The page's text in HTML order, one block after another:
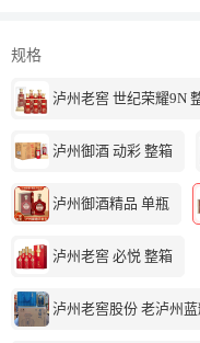
规格
泸州老窖 世纪荣耀9N
泸州御酒 动彩 整箱
泸州御酒精品 单瓶
泸州老窖 必悦 整箱
泸州老窖股份 老泸州